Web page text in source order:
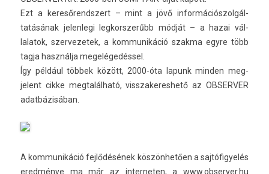
Ezt a keresőrendszert – mint a jövő in­for­mációs­zolgál­
tatásának jelen­legi leg­korszerűbb módját – a hazai vál­
lalatok, szer­vezetek, a kom­munikáció szak­ma egyre több
tagja használja megelégedéssel.
Így például többek között, 2000-óta lapunk mind­en meg­
jelent cikke meg­talál­ható, visszakeres­hető az OB­SERV­ER
adatbázisában.
A kom­munikáció fejlődésének köszönhetően a saj­tófigyelés
eredménye ma már az in­ter­net­en, a www.ob­server.hu